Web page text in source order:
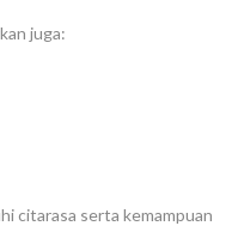
juga:
citarasa serta kemampuan